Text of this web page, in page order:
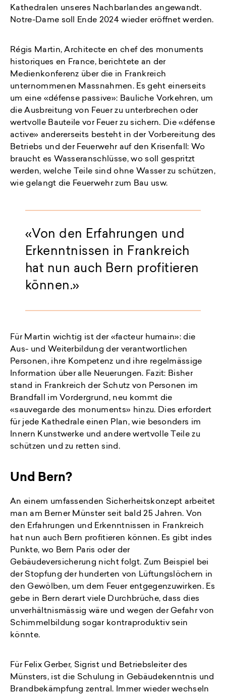
Kathedralen unseres Nachbarlandes angewandt.
Notre-Dame soll Ende 2024 wieder eröffnet werden.
Régis Martin, Architecte en chef des monuments
historiques en France, berichtete an der
Medienkonferenz über die in Frankreich
unternommenen Massnahmen. Es geht einerseits
um eine «défense passive»: Bauliche Vorkehren, um
die Ausbreitung von Feuer zu unterbrechen oder
wertvolle Bauteile vor Feuer zu sichern. Die «défense
active» andererseits besteht in der Vorbereitung des
Betriebs und der Feuerwehr auf den Krisenfall: Wo
braucht es Wasseranschlüsse, wo soll gespritzt
werden, welche Teile sind ohne Wasser zu schützen,
wie gelangt die Feuerwehr zum Bau usw.
Von den Erfahrungen und
Erkenntnissen in Frankreich
hat nun auch Bern profitieren
können.
Für Martin wichtig ist der «facteur humain»: die
Aus- und Weiterbildung der verantwortlichen
Personen, ihre Kompetenz und ihre regelmässige
Information über alle Neuerungen. Fazit: Bisher
stand in Frankreich der Schutz von Personen im
Brandfall im Vordergrund, neu kommt die
«sauvegarde des monuments» hinzu. Dies erfordert
für jede Kathedrale einen Plan, wie besonders im
Innern Kunstwerke und andere wertvolle Teile zu
schützen und zu retten sind.
Und Bern?
An einem umfassenden Sicherheitskonzept arbeitet
man am Berner Münster seit bald 25 Jahren. Von
den Erfahrungen und Erkenntnissen in Frankreich
hat nun auch Bern profitieren können. Es gibt indes
Punkte, wo Bern Paris oder der
Gebäudeversicherung nicht folgt. Zum Beispiel bei
der Stopfung der hunderten von Lüftungslöchern in
den Gewölben, um dem Feuer entgegenzuwirken. Es
gebe in Bern derart viele Durchbrüche, dass dies
unverhältnismässig wäre und wegen der Gefahr von
Schimmelbildung sogar kontraproduktiv sein
könnte.
Für Felix Gerber, Sigrist und Betriebsleiter des
Münsters, ist die Schulung in Gebäudekenntnis und
Brandbekämpfung zentral. Immer wieder wechseln